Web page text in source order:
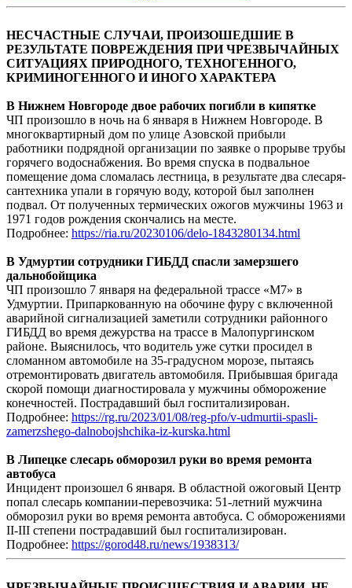
НЕСЧАСТНЫЕ СЛУЧАИ, ПРОИЗОШЕДШИЕ В
РЕЗУЛЬТАТЕ ПОВРЕЖДЕНИЯ ПРИ ЧРЕЗВЫЧАЙНЫХ
СИТУАЦИЯХ ПРИРОДНОГО, ТЕХНОГЕННОГО,
КРИМИНОГЕННОГО И ИНОГО ХАРАКТЕРА
В Нижнем Новгороде двое рабочих погибли в кипятке
ЧП произошло в ночь на 6 января в Нижнем Новгороде. В
многоквартирный дом по улице Азовской прибыли
работники подрядной организации по заявке о прорыве трубы
горячего водоснабжения. Во время спуска в подвальное
помещение дома сломалась лестница, в результате два слесаря-
сантехника упали в горячую воду, которой был заполнен
подвал. От полученных термических ожогов мужчины 1963 и
1971 годов рождения скончались на месте.
Подробнее: https://ria.ru/20230106/delo-1843280134.html
В Удмуртии сотрудники ГИБДД спасли замерзшего
дальнобойщика
ЧП произошло 7 января на федеральной трассе «М7» в
Удмуртии. Припаркованную на обочине фуру с включенной
аварийной сигнализацией заметили сотрудники районного
ГИБДД во время дежурства на трассе в Малопургинском
районе. Выяснилось, что водитель уже сутки просидел в
сломанном автомобиле на 35-градусном морозе, пытаясь
отремонтировать двигатель автомобиля. Прибывшая бригада
скорой помощи диагностировала у мужчины обморожение
конечностей. Пострадавший был госпитализирован.
Подробнее: https://rg.ru/2023/01/08/reg-pfo/v-udmurtii-spasli-
zamerzshego-dalnobojshchika-iz-kurska.html
В Липецке слесарь обморозил руки во время ремонта
автобуса
Инцидент произошел 6 января. В областной ожоговый Центр
попал слесарь компании-перевозчика: 51-летний мужчина
обморозил руки во время ремонта автобуса. С обморожениями
II-III степени пострадавший был госпитализирован.
Подробнее: https://gorod48.ru/news/1938313/